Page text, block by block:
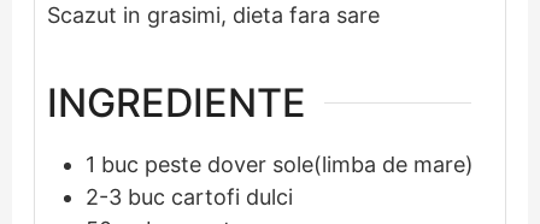
Scazut in grasimi, dieta fara sare
INGREDIENTE
1 buc peste dover sole(limba de mare)
2-3 buc cartofi dulci